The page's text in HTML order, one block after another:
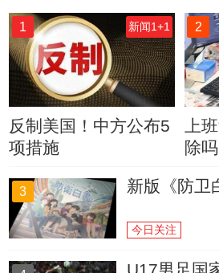
1 新闻1+1
反制美国！中方公布5
项措施
2
上
除
3 新版《防卫
今日关注
U17男足国